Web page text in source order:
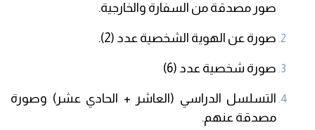
صور مصدقة من السفارة والخارجية.
صورة عن الهوية الشخصية عدد (2).
صورة شخصية عدد (6)
التسلسل الدراسي (العاشر + الحادي عشر) وصورة
مصدقة عنهم.